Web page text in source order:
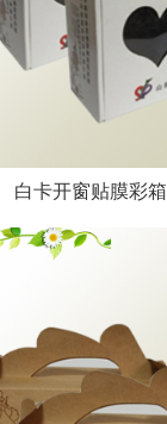
白卡开窗贴膜彩箱